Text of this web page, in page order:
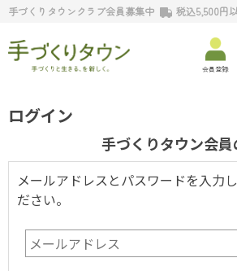
手づくりタウンクラブ会員募集中 税込5,500円
会員登録
ログイン
手づくりタウン会
メールアドレスとパスワードを入力
ださい。